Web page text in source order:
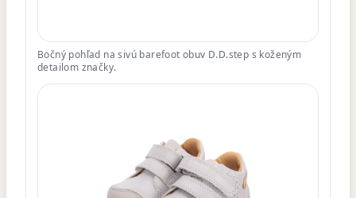
Bočný pohľad na sivú barefoot obuv D.D.step s koženým
detailom značky.